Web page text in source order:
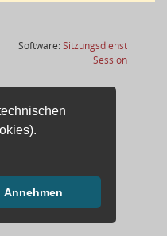
Annehmen
Software:Sitzungsdienst
Session(Wird in